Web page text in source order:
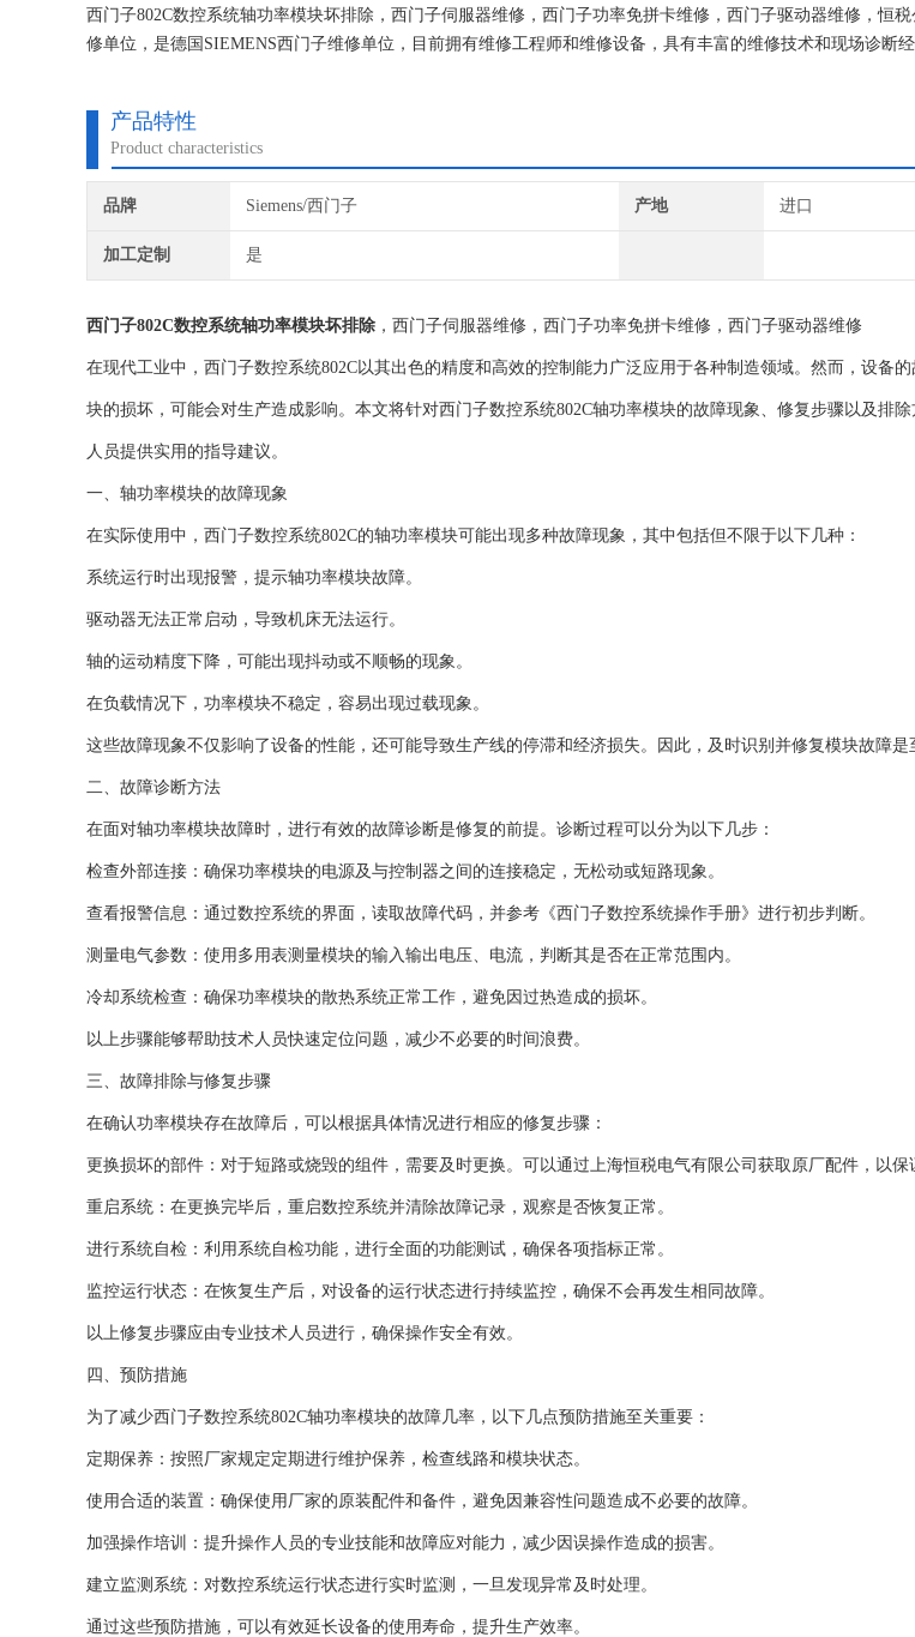
西门子802C数控系统轴功率模块坏排除，西门子伺服器维修，西门子功率免拼卡维修，西门子驱动器维修，恒
修单位，是德国SIEMENS西门子维修单位，目前拥有维修工程师和维修设备，具有丰富的维修技术和现场诊断
产品特性
Product characteristics
品牌 Siemens/西门子 产地 进口
加工定制 是
西门子802C数控系统轴功率模块坏排除 ，西门子伺服器维修，西门子功率免拼卡维修，西门子驱动器维修
在现代工业中，西门子数控系统802C以其出色的精度和高效的控制能力广泛应用于各种制造领域。然而，设备
块的损坏，可能会对生产造成影响。本文将针对西门子数控系统802C轴功率模块的故障现象、修复步骤以及排
人员提供实用的指导建议。
一、轴功率模块的故障现象
在实际使用中，西门子数控系统802C的轴功率模块可能出现多种故障现象，其中包括但不限于以下几种：
系统运行时出现报警，提示轴功率模块故障。
驱动器无法正常启动，导致机床无法运行。
轴的运动精度下降，可能出现抖动或不顺畅的现象。
在负载情况下，功率模块不稳定，容易出现过载现象。
这些故障现象不仅影响了设备的性能，还可能导致生产线的停滞和经济损失。因此，及时识别并修复模块故障是
二、故障诊断方法
在面对轴功率模块故障时，进行有效的故障诊断是修复的前提。诊断过程可以分为以下几步：
检查外部连接：确保功率模块的电源及与控制器之间的连接稳定，无松动或短路现象。
查看报警信息：通过数控系统的界面，读取故障代码，并参考《西门子数控系统操作手册》进行初步判断。
测量电气参数：使用多用表测量模块的输入输出电压、电流，判断其是否在正常范围内。
冷却系统检查：确保功率模块的散热系统正常工作，避免因过热造成的损坏。
以上步骤能够帮助技术人员快速定位问题，减少不必要的时间浪费。
三、故障排除与修复步骤
在确认功率模块存在故障后，可以根据具体情况进行相应的修复步骤：
更换损坏的部件：对于短路或烧毁的组件，需要及时更换。可以通过上海恒税电气有限公司获取原厂配件，以保
重启系统：在更换完毕后，重启数控系统并清除故障记录，观察是否恢复正常。
进行系统自检：利用系统自检功能，进行全面的功能测试，确保各项指标正常。
监控运行状态：在恢复生产后，对设备的运行状态进行持续监控，确保不会再发生相同故障。
以上修复步骤应由专业技术人员进行，确保操作安全有效。
四、预防措施
为了减少西门子数控系统802C轴功率模块的故障几率，以下几点预防措施至关重要：
定期保养：按照厂家规定定期进行维护保养，检查线路和模块状态。
使用合适的装置：确保使用厂家的原装配件和备件，避免因兼容性问题造成不必要的故障。
加强操作培训：提升操作人员的专业技能和故障应对能力，减少因误操作造成的损害。
建立监测系统：对数控系统运行状态进行实时监测，一旦发现异常及时处理。
通过这些预防措施，可以有效延长设备的使用寿命，提升生产效率。